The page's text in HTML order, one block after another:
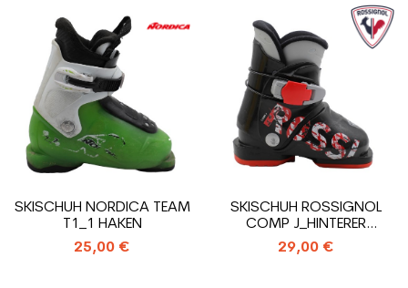
SKISCHUH NORDICA TEAM
T1_1 HAKEN
25,00 €
SKISCHUH ROSSIGNOL
COMP J_HINTERER
EINSTIEGS
29,00 €